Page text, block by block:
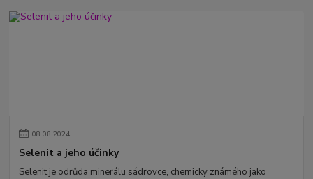
08.08.2024
Selenit a jeho účinky
Selenit je odrůda minerálu sádrovce, chemicky známého jako